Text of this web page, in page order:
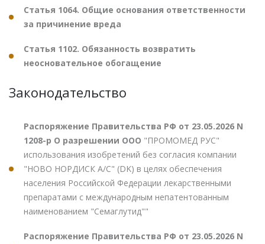
Статья 1064. Общие основания ответственности
за причинение вреда
Статья 1102. Обязанность возвратить
неосновательное обогащение
Законодательство
Распоряжение Правительства РФ от 23.05.2026 N
1208-р О разрешении ООО "ПРОМОМЕД РУС"
использования изобретений без согласия компании
"НОВО НОРДИСК А/С" (DK) в целях обеспечения
населения Российской Федерации лекарственными
препаратами с международным непатентованным
наименованием "Семаглутид""
Распоряжение Правительства РФ от 23.05.2026 N